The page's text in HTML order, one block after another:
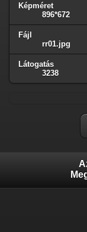
Képméret
896*672
Fájl
rr01.jpg
Látogatás
3238